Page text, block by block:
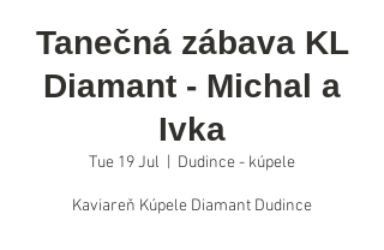
Tanečná zábava KL
Diamant - Michal a
Ivka
Tue 19 Jul Dudince - kúpele
Kaviareň Kúpele Diamant Dudince